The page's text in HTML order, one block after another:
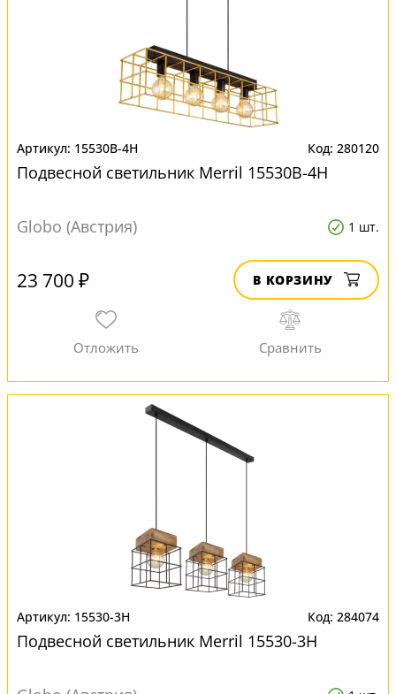
15530B-4H 280120
Подвесной светильник Merril 15530B-4H
Globo (Австрия) 1 шт.
23 700 ₽ В КОРЗИНУ
15530-3H 284074
Подвесной светильник Merril 15530-3H